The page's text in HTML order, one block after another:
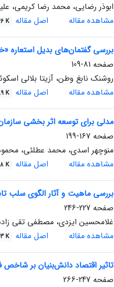
ابوذر رضایی، محمد رضا کریمی،
مشاهده مقاله
اصل مقاله K
بررسی گفتمان‌های بدیل استعاره
صفحه 81-109
روشنک نابغ وطن، آزیتا بلالی
مشاهده مقاله
اصل مقاله K
مدلی برای توسعه اثر بخشی
صفحه 167-199
منوچهر اسدی، محمد عطلئی،
مشاهده مقاله
اصل مقاله K
بررسی ماهیت و آثار الگوی سلب
صفحه 227-246
غلامحسین ایزدی، مصطفی تقی
مشاهده مقاله
اصل مقاله K
تاثیر اقتصاد دانش‌بنیان بر
صفحه 247-266